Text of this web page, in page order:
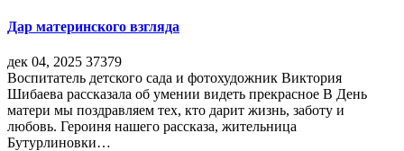
Дар материнского взгляда
дек 04, 2025 37379
Воспитатель детского сада и фотохудожник Виктория
Шибаева рассказала об умении видеть прекрасное В День
матери мы поздравляем тех, кто дарит жизнь, заботу и
любовь. Героиня нашего рассказа, жительница
Бутурлиновки…